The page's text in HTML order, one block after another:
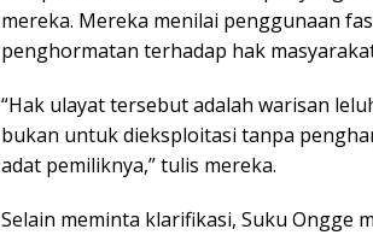
mereka. Mereka menilai penggunaan
penghormatan terhadap hak
“Hak ulayat tersebut adalah warisan
bukan untuk dieksploitasi tanpa
adat pemiliknya,” tulis mereka.
Selain meminta klarifikasi, Suku Ongge